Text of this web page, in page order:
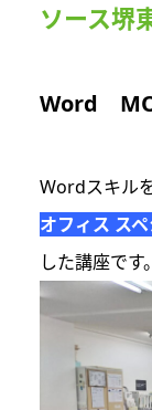
ソース堺
Word
Wordスキル
オフィス ス
した講座です。